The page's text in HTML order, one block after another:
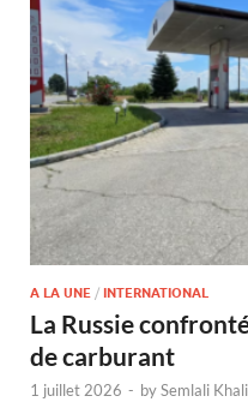
A LA UNE / INTERNATIONAL
La Russie
de carburant
1 juillet 2026 - bySemlali